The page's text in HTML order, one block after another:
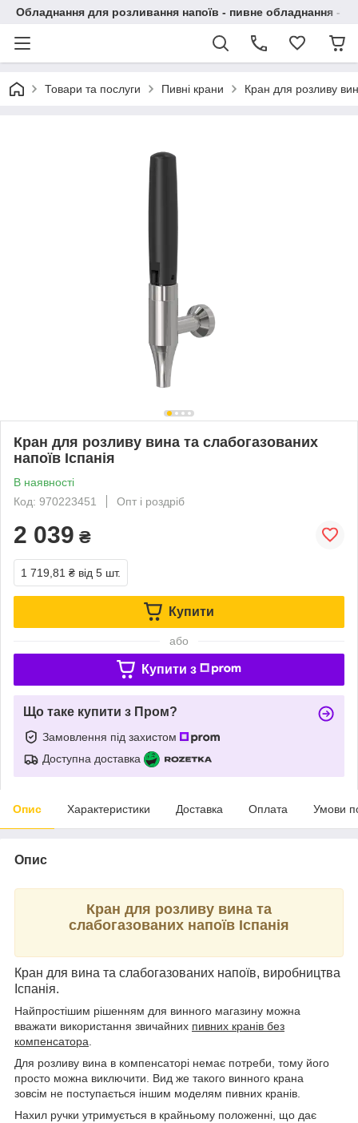
Обладнання для розливання напоїв - пивне обладнання - в
Товари та послуги Пивні крани Кран для розливу
Кран для розливу вина та слабогазованих
напоїв Іспанія
В наявності
Код: 970223451
Опт і роздріб
2 039 ₴
1 719,81 ₴ від 5 шт.
Купити
або
Купити з
Що таке купити з Пром?
Замовлення під захистом
Доступна доставка
Опис Характеристики Доставка Оплата Умови
Опис
Кран для розливу вина та
слабогазованих напоїв Іспанія
Кран для вина та слабогазованих напоїв, виробництва
Іспанія.
Найпростішим рішенням для винного магазину можна
вважати використання звичайних пивних кранів без
компенсатора.
Для розливу вина в компенсаторі немає потреби, тому його
просто можна виключити. Вид же такого винного крана
зовсім не поступається іншим моделям пивних кранів.
Нахил ручки утримується в крайньому положенні, що дає